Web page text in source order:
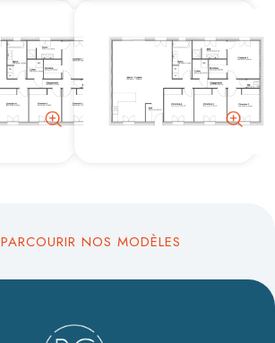
PARCOURIR NOS MODÈLES